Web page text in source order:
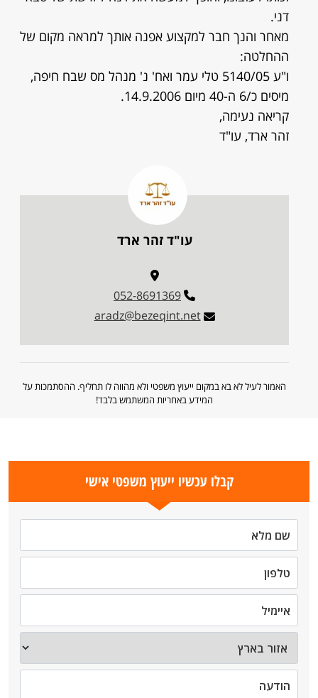
דני.
מאחר והנך חבר למקצוע אפנה אותך למראה מקום של
ההחלטה:
ו"ע 5140/05 טלי עמר ואח' נ' מנהל מס שבח חיפה,
מיסים כ/6 ה-40 מיום 14.9.2006.
קריאה נעימה,
זהר ארד, עו"ד
עו"ד זהר ארד
052-8691369
aradz@bezeqint.net
האמור לעיל לא בא במקום ייעוץ משפטי ולא מהווה לו תחליף. ההסתמכות על
המידע באחריות המשתמש בלבד!
קבלו עכשיו ייעוץ משפטי אישי